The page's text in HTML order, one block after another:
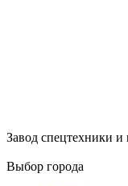
Завод спецтехники
Выбор города